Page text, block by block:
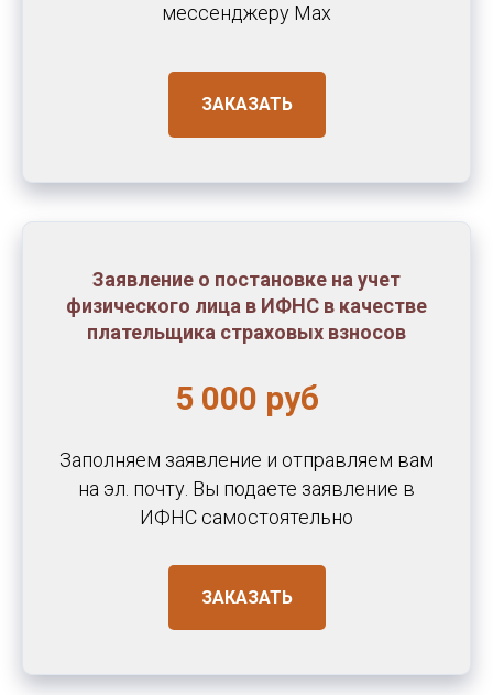
месcенджеру Max
ЗАКАЗАТЬ
Заявление о постановке на учет
физического лица в ИФНС в качестве
плательщика страховых взносов
5 000 руб
Заполняем заявление и отправляем вам
на эл. почту. Вы подаете заявление в
ИФНС самостоятельно
ЗАКАЗАТЬ